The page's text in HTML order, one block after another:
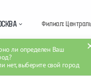
ли определен Ваш
нет, выберите свой город
Филиал:
Новости